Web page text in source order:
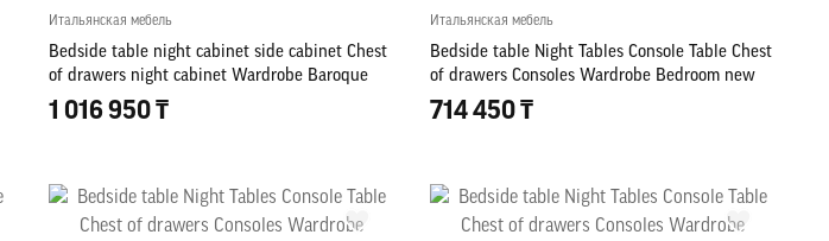
Итальянская мебель
Bedside table night cabinet side cabinet Chest
of drawers night cabinet Wardrobe Baroque
1 016 950 ₸
Итальянская мебель
Bedside table Night Tables Console Table Chest
of drawers Consoles Wardrobe Bedroom new
714 450 ₸